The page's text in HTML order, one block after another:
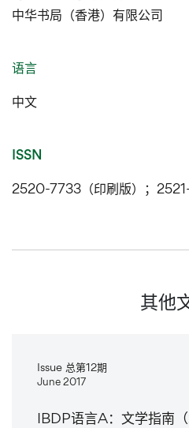
中华书局（香港）有限公司
语言
中文
ISSN
2520-7733（印刷版）；2521-
其他
Issue 总第12期
June 2017
IBDP语言A：文学指南